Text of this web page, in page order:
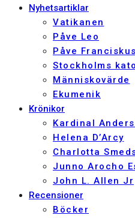
Nyhetsartiklar
Vatikanen
Påve Leo
Påve Franciskus
Stockholms
Människovärde
Ekumenik
Krönikor
Kardinal
Helena D’Arcy
Charlotta
Junno Arocho
John L. Allen Jr
Recensioner
Böcker